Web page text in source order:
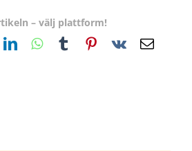
– välj plattform!
LinkedInWhatsApp
TumblrPinterest
Vk
E-